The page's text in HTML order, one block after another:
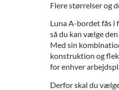
Flere størrelser og
Luna A-bordet fås i
så du kan vælge
Med sin
konstruktion og
for enhver
Derfor skal du